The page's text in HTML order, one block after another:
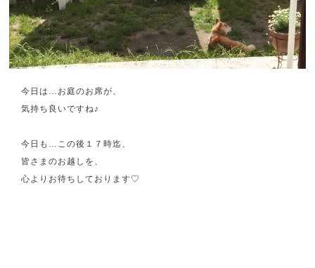
今日は…お庭のお席が、
気持ち良いですね♪
今日も…この後１７時迄、
皆さまのお越しを、
心よりお待ちしております♡